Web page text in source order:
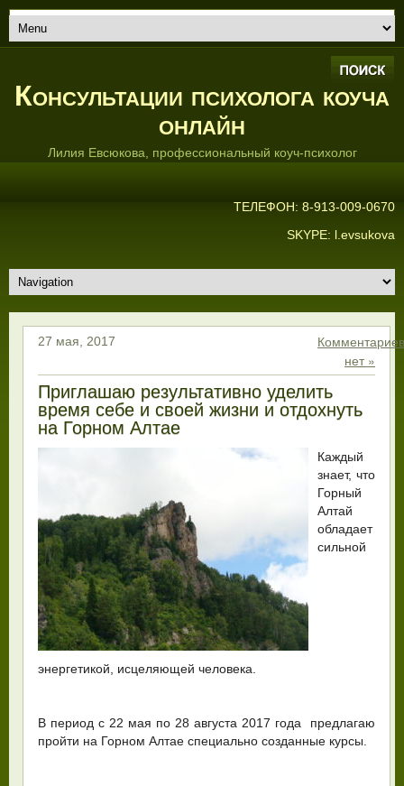
Консультации психолога коуча
онлайн
Лилия Евсюкова, профессиональный коуч-психолог
ТЕЛЕФОН: 8-913-009-0670
SKYPE: l.evsukova
27 мая, 2017
Комментариев
нет »
Приглашаю результативно уделить
время себе и своей жизни и отдохнуть
на Горном Алтае
Каждый
знает, что
Горный
Алтай
обладает
сильной
энергетикой, исцеляющей человека.
В период с 22 мая по 28 августа 2017 года предлагаю
пройти на Горном Алтае специально созданные курсы.